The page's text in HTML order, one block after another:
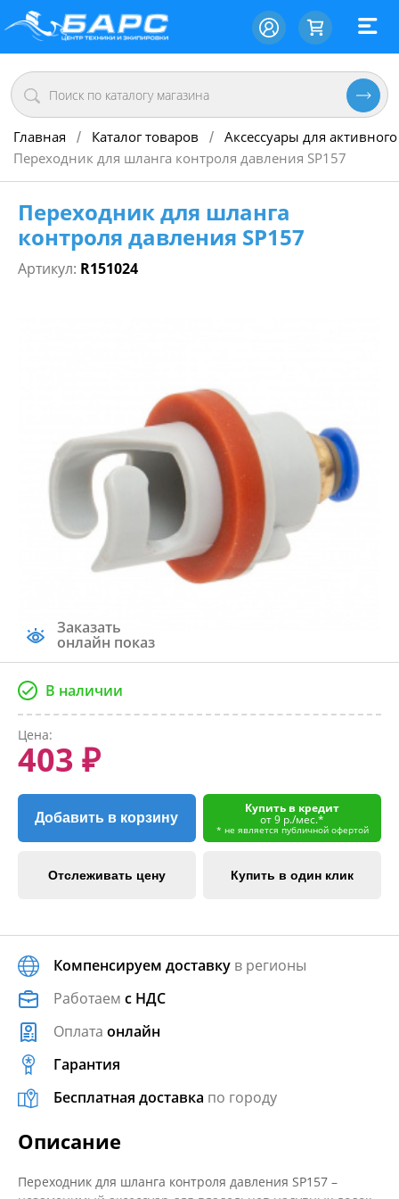
Главная / Каталог товаров / Аксессуары для
Переходник для шланга контроля давления SP157
Переходник для шланга
контроля давления SP157
Артикул: R151024
Заказать
онлайн показ
В наличии
Цена:
403 ₽
Добавить в корзину
Купить в кредит
от 9 р./мес.*
* не является публичной офертой
Отслеживать цену Купить в один клик
Компенсируем доставку в регионы
Работаем с НДС
Оплата онлайн
Гарантия
Бесплатная доставка по городу
Описание
Переходник для шланга контроля давления SP157 –